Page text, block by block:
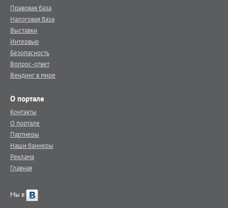
Правовая база
Налоговая база
Выставки
Интервью
Безопасность
Вопрос-ответ
Вендинг в мире
О портале
Контакты
О портале
Партнеры
Наши баннеры
Реклама
Главная
Мы в